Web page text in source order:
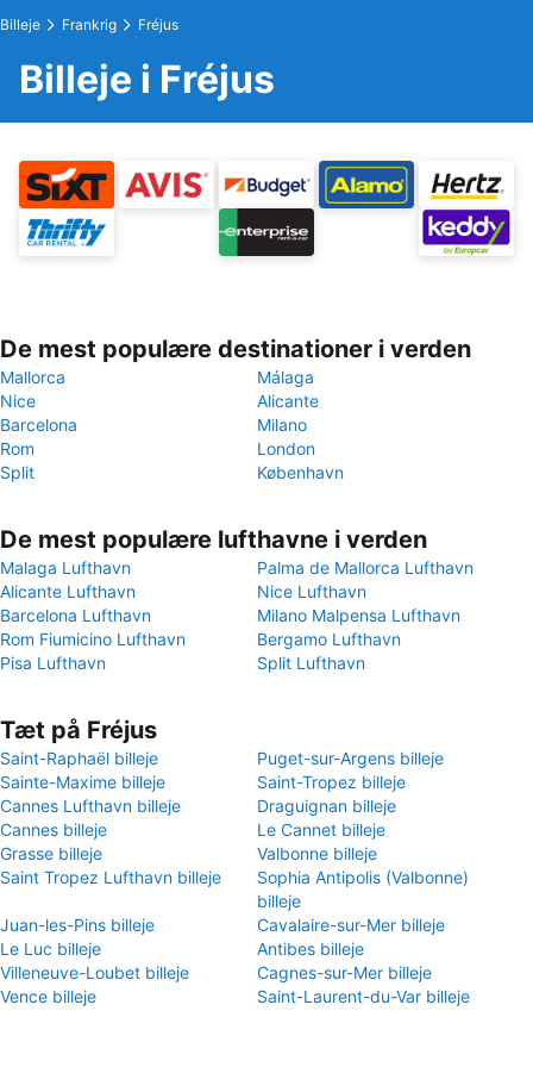
Billeje Frankrig Fréjus
Billeje i Fréjus
De mest populære destinationer i verden
Mallorca
Málaga
Nice
Alicante
Barcelona
Milano
Rom
London
Split
København
De mest populære lufthavne i verden
Malaga Lufthavn
Palma de Mallorca Lufthavn
Alicante Lufthavn
Nice Lufthavn
Barcelona Lufthavn
Milano Malpensa Lufthavn
Rom Fiumicino Lufthavn
Bergamo Lufthavn
Pisa Lufthavn
Split Lufthavn
Tæt på Fréjus
Saint-Raphaël billeje
Puget-sur-Argens billeje
Sainte-Maxime billeje
Saint-Tropez billeje
Cannes Lufthavn billeje
Draguignan billeje
Cannes billeje
Le Cannet billeje
Grasse billeje
Valbonne billeje
Saint Tropez Lufthavn billeje
Sophia Antipolis (Valbonne)
billeje
Juan-les-Pins billeje
Cavalaire-sur-Mer billeje
Le Luc billeje
Antibes billeje
Villeneuve-Loubet billeje
Cagnes-sur-Mer billeje
Vence billeje
Saint-Laurent-du-Var billeje